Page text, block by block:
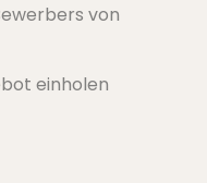
von
einholen